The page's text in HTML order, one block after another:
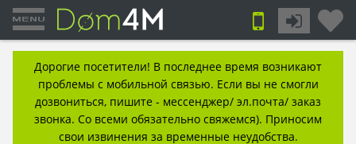
Дорогие посетители! В последнее время возникают
проблемы с мобильной связью. Если вы не смогли
дозвониться, пишите - мессенджер/ эл.почта/ заказ
звонка. Со всеми обязательно свяжемся). Приносим
свои извинения за временные неудобства.